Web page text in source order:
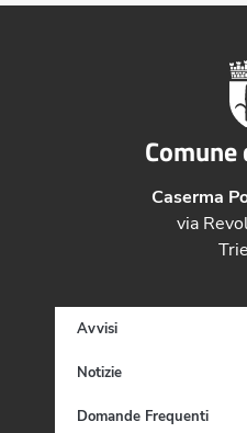
Caserma
via
Avvisi
Notizie
Domande Frequenti